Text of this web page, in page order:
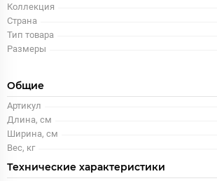
Коллекция
Страна
Тип товара
Размеры
Общие
Артикул
Длина, см
Ширина, см
Вес, кг
Технические характеристики